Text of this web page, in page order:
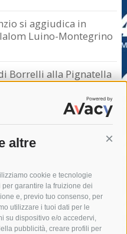
altre
cookie e tecnologie
garantire la fruizione dei
e, previo tuo consenso, per
utilizzare i tuoi dati per le
su dispositivo e/o accedervi,
pubblicità, creare profili per
si aggiudica in
Luino-Montegrino
Borrelli alla Pignatella
arresto